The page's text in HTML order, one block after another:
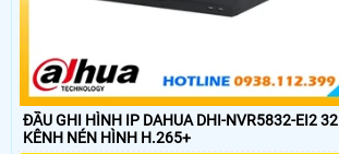
ĐẦU GHI HÌNH IP DAHUA DHI-NVR5832-EI2 32
KÊNH NÉN HÌNH H.265+